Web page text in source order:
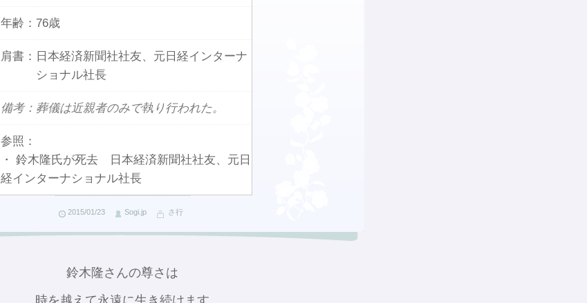
年齢： 76歳
肩書： 日本経済新聞社社友、元日経インターナ
ショナル社長
備考：葬儀は近親者のみで執り行われた。
参照：
・ 鈴木隆氏が死去 日本経済新聞社社友、元日
経インターナショナル社長
2015/01/23 Sogi.jp さ行
鈴木隆さんの尊さは
時を越えて永遠に生き続けます